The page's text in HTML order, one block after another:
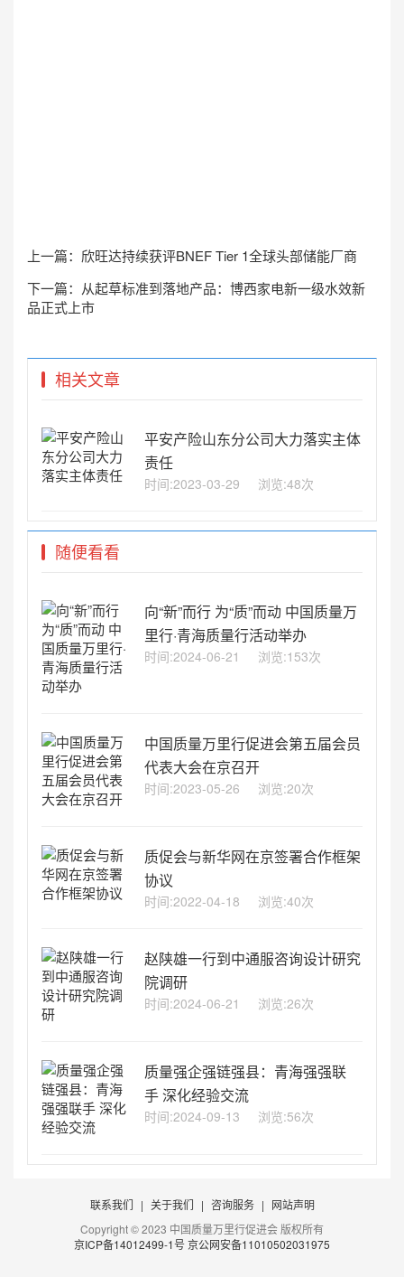
上一篇： 欣旺达持续获评BNEF Tier 1全球头部储能厂商
下一篇： 从起草标准到落地产品：博西家电新一级水效新
品正式上市
相关文章
平安产险山东分公司大力落实主体
责任
时间:2023-03-29 浏览:48次
随便看看
向“新”而行 为“质”而动 中国质量万
里行·青海质量行活动举办
时间:2024-06-21 浏览:153次
中国质量万里行促进会第五届会员
代表大会在京召开
时间:2023-05-26 浏览:20次
质促会与新华网在京签署合作框架
协议
时间:2022-04-18 浏览:40次
赵陕雄一行到中通服咨询设计研究
院调研
时间:2024-06-21 浏览:26次
质量强企强链强县：青海强强联
手 深化经验交流
时间:2024-09-13 浏览:56次
联系我们 | 关于我们 | 咨询服务 | 网站声明
Copyright © 2023 中国质量万里行促进会 版权所有
京ICP备14012499-1号京公网安备11010502031975